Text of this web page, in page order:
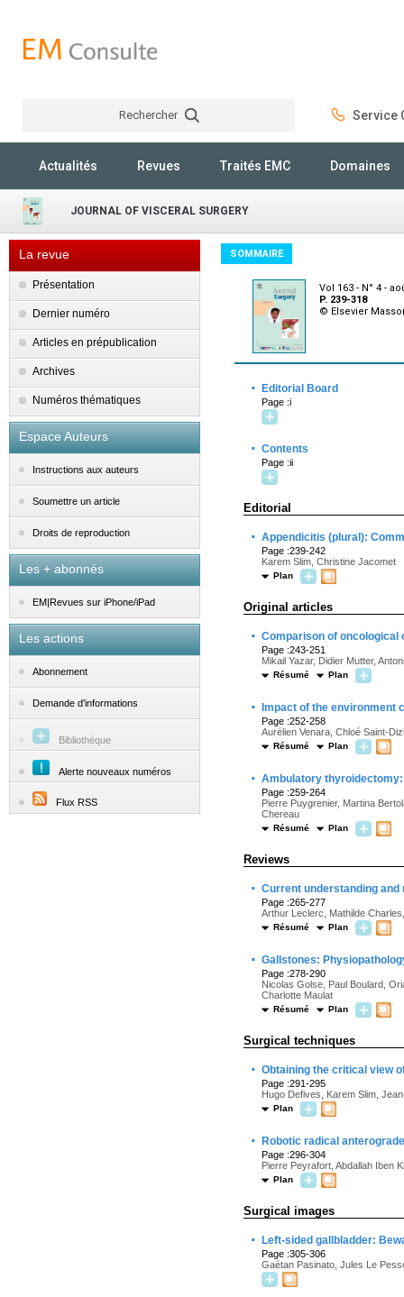
Rechercher Service
Actualités Revues Traités EMC Domaines
JOURNAL OF VISCERAL SURGERY
La revue
Présentation
Dernier numéro
Articles en prépublication
Archives
Numéros thématiques
Espace Auteurs
Instructions aux auteurs
Soumettre un article
Droits de reproduction
Les + abonnés
EM|Revues sur iPhone/iPad
Les actions
Abonnement
Demande d'informations
Bibliothèque
Alerte nouveaux numéros
Flux RSS
SOMMAIRE
Vol 163 - N° 4 -
P. 239-318
© Elsevier
· Editorial Board
Page :i
· Contents
Page :ii
Editorial
· Appendicitis (plural):
Page :239-242
Karem Slim, Christine Jacomet
Plan
Original articles
· Comparison of oncological
Page :243-251
Mikail Yazar, Didier Mutter,
Résumé Plan
· Impact of the environment
Page :252-258
Aurélien Venara, Chloé Saint-
Résumé Plan
· Ambulatory
Page :259-264
Pierre Puygrenier, Martina
Chereau
Résumé Plan
Reviews
· Current understanding
Page :265-277
Arthur Leclerc, Mathilde
Résumé Plan
· Gallstones:
Page :278-290
Nicolas Golse, Paul Boulard,
Charlotte Maulat
Résumé Plan
Surgical techniques
· Obtaining the critical view
Page :291-295
Hugo Defives, Karem Slim,
Plan
· Robotic radical
Page :296-304
Pierre Peyrafort, Abdallah Iben
Plan
Surgical images
· Left-sided gallbladder:
Page :305-306
Gaétan Pasinato, Jules Le